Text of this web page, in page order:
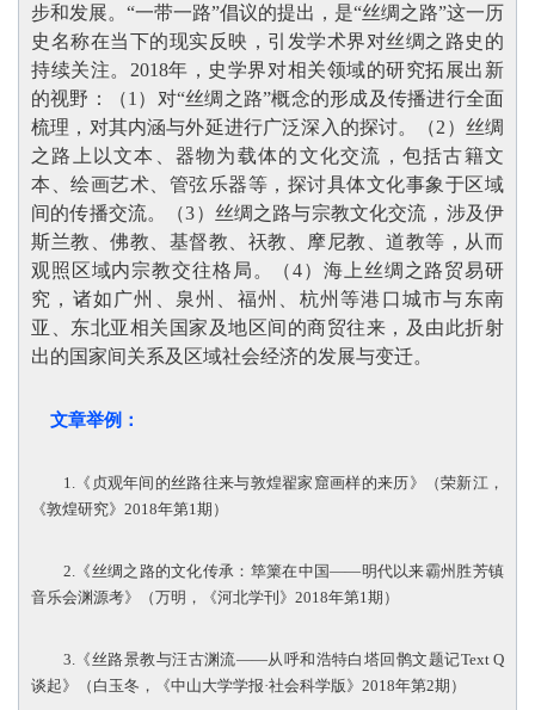
步和发展。“一带一路”倡议的提出，是“丝绸之路”这一历
史名称在当下的现实反映，引发学术界对丝绸之路史的
持续关注。2018年，史学界对相关领域的研究拓展出新
的视野：（1）对“丝绸之路”概念的形成及传播进行全面
梳理，对其内涵与外延进行广泛深入的探讨。（2）丝绸
之路上以文本、器物为载体的文化交流，包括古籍文
本、绘画艺术、管弦乐器等，探讨具体文化事象于区域
间的传播交流。（3）丝绸之路与宗教文化交流，涉及伊
斯兰教、佛教、基督教、祆教、摩尼教、道教等，从而
观照区域内宗教交往格局。（4）海上丝绸之路贸易研
究，诸如广州、泉州、福州、杭州等港口城市与东南
亚、东北亚相关国家及地区间的商贸往来，及由此折射
出的国家间关系及区域社会经济的发展与变迁。
文章举例：
1.《贞观年间的丝路往来与敦煌翟家窟画样的来历》（荣新江，
《敦煌研究》2018年第1期）
2.《丝绸之路的文化传承：筚篥在中国——明代以来霸州胜芳镇
音乐会渊源考》（万明，《河北学刊》2018年第1期）
3.《丝路景教与汪古渊流——从呼和浩特白塔回鹘文题记Text Q
谈起》（白玉冬，《中山大学学报·社会科学版》2018年第2期）